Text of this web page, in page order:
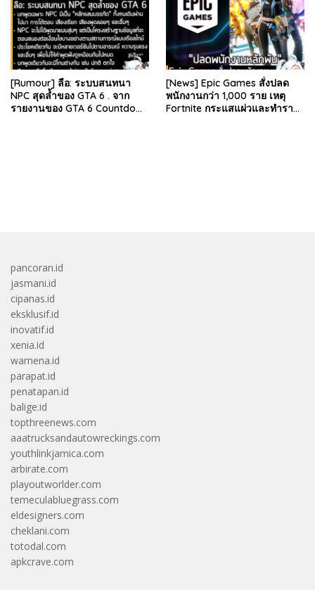
[Rumour] ลือ: ระบบสนทนา
NPC สุดล้ำของ GTA 6 . จาก
รายงานของ GTA 6 Countdown
[News] Epic Games สั่งปลด
พนักงานกว่า 1,000 ราย เหตุ
Fortnite กระแสแผ่วและทำราย
pancoran.id
jasmani.id
cipanas.id
eksklusif.id
inovatif.id
xenia.id
wamena.id
parapat.id
penatapan.id
balige.id
topthreenews.com
aaatrucksandautowreckings.com
youthlinkjamica.com
arbirate.com
playoutworlder.com
temeculabluegrass.com
eldesigners.com
cheklani.com
totodal.com
apkcrave.com